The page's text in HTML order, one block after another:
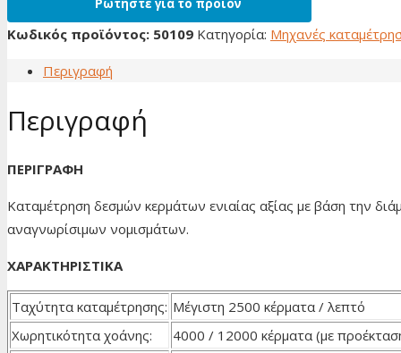
Κωδικός προϊόντος: 50109 Κατηγορία: Μηχανές
Περιγραφή
Περιγραφή
ΠΕΡΙΓΡΑΦΗ
Kαταμέτρηση δεσμών κερμάτων ενιαίας αξίας με βάση την
αναγνωρίσιμων νομισμάτων.
ΧΑΡΑΚΤΗΡΙΣΤΙΚΑ
Ταχύτητα καταμέτρησης: Μέγιστη 2500 κέρματα / λεπτό
Χωρητικότητα χοάνης:
4000 / 12000 κέρματα (με